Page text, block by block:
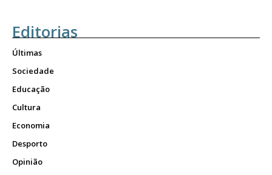
Editorias
Últimas
Sociedade
Educação
Cultura
Economia
Desporto
Opinião